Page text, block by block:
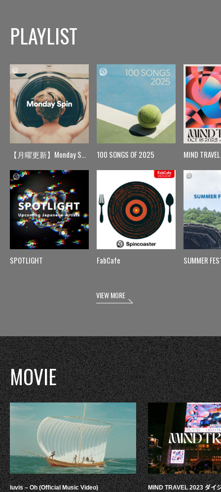
PLAYLIST
【月曜更新】Monday Spin
SPOTLIGHT
100 SONGS OF 2025
FabCafe
MIND TRAVEL
SUMMER
VIEW MORE
MOVIE
luvis – Oh (Official Music Video) MIND TRAVEL 2023 ダイ